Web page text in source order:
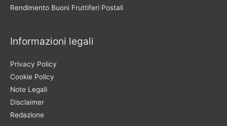
Rendimento Buoni Fruttiferi Postali
Informazioni legali
Privacy Policy
Cookie Policy
Note Legali
Disclaimer
Redazione